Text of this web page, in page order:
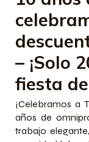
– ¡Solo
fiesta
¡Celebramos a
años de
trabajo